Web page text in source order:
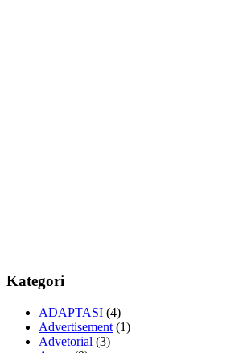
Kategori
ADAPTASI (4)
Advertisement (1)
Advetorial (3)